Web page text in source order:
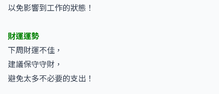
以免影響到工作的狀態！
財運運勢
下周財運不佳，
建議保守守財，
避免太多不必要的支出！